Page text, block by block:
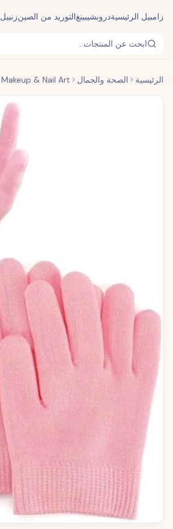
زامبيل الرئيسيةدروبشيبينغالتوريد من الصينزنبيل 3PL
ابحث عن المنتجات...
الرئيسية الصحة والجمال Makeup & Nail Art